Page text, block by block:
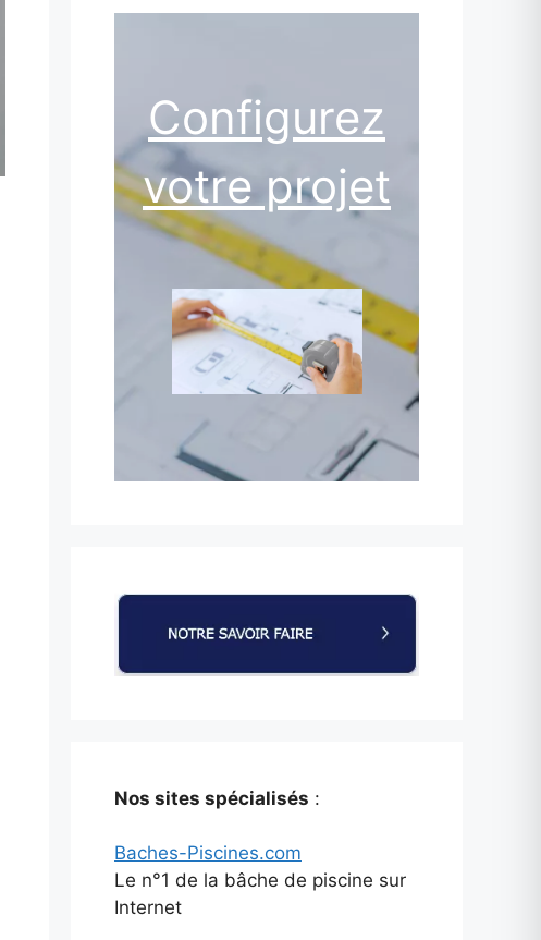
Configurez
votre projet
Nos sites spécialisés :
Baches-Piscines.com
Le n°1 de la bâche de piscine sur
Internet